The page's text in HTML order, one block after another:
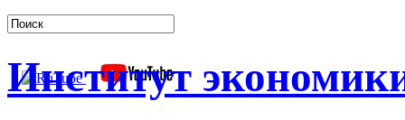
Институт